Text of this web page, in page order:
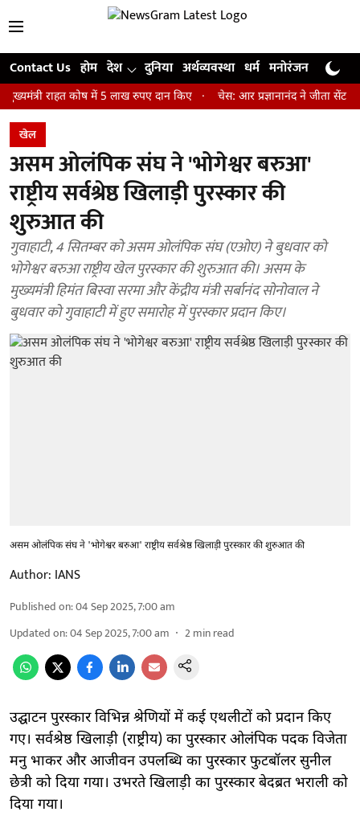
Contact Us होम देश दुनिया अर्थव्यवस्था धर्म मनोरंजन खेल
कोष में 5 लाख रुपए दान किए चेस: आर प्रज्ञानानंद ने जीता सेंट लुइस
खेल
असम ओलंपिक संघ ने 'भोगेश्वर बरुआ'
राष्ट्रीय सर्वश्रेष्ठ खिलाड़ी पुरस्कार की
शुरुआत की
गुवाहाटी, 4 सितम्बर को असम ओलंपिक संघ (एओए) ने बुधवार को
भोगेश्वर बरुआ राष्ट्रीय खेल पुरस्कार की शुरुआत की। असम के
मुख्यमंत्री हिमंत बिस्वा सरमा और केंद्रीय मंत्री सर्बानंद सोनोवाल ने
बुधवार को गुवाहाटी में हुए समारोह में पुरस्कार प्रदान किए।
असम ओलंपिक संघ ने 'भोगेश्वर बरुआ' राष्ट्रीय सर्वश्रेष्ठ खिलाड़ी पुरस्कार की शुरुआत की
Author: IANS
Published on:04 Sep 2025, 7:00 am
Updated on:04 Sep 2025, 7:00 am 2min read
उद्घाटन पुरस्कार विभिन्न श्रेणियों में कई एथलीटों को प्रदान किए
गए। सर्वश्रेष्ठ खिलाड़ी (राष्ट्रीय) का पुरस्कार ओलंपिक पदक विजेता
मनु भाकर और आजीवन उपलब्धि का पुरस्कार फुटबॉलर सुनील
छेत्री को दिया गया। उभरते खिलाड़ी का पुरस्कार बेदब्रत भराली को
दिया गया।